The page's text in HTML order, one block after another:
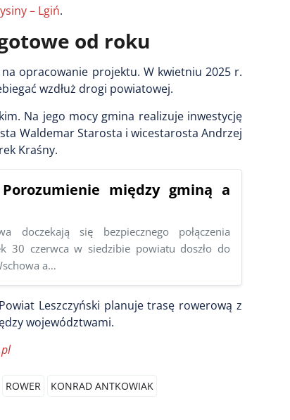
– Lgiń.
od roku
opracowanie projektu. W kwietniu 2025 r.
wzdłuż drogi powiatowej.
Na jego mocy gmina realizuje inwestycję
Waldemar Starosta i wicestarosta Andrzej
Kraśny.
między gminą a
doczekają się bezpiecznego połączenia
30 czerwca w siedzibie powiatu doszło do
a…
Leszczyński planuje trasę rowerową z
województwami.
ROWER KONRAD ANTKOWIAK